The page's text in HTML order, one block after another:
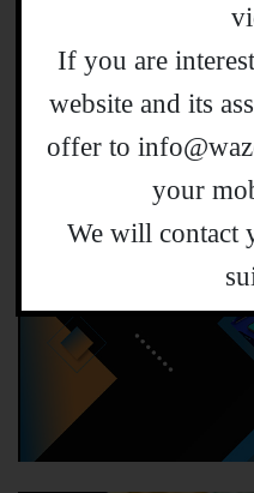
.If you are
website and its
offer to
your
.We will